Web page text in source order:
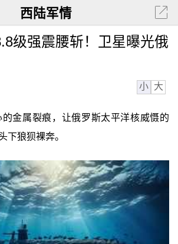
西陆军情
级强震腰斩！卫星曝光俄
小 大
金属裂痕，让俄罗斯太平洋核威慑的
下狼狈裸奔。